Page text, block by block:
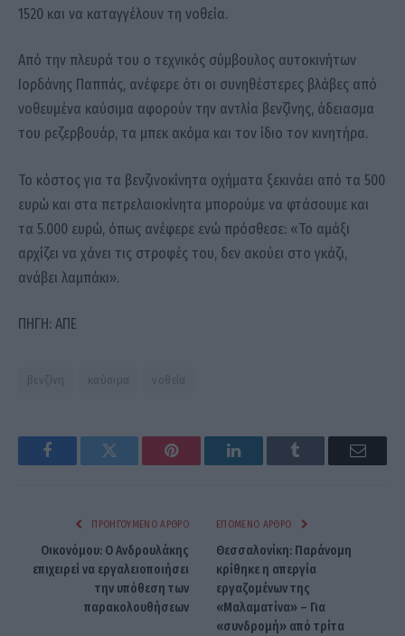
1520 και να καταγγέλουν τη νοθεία.
Από την πλευρά του ο τεχνικός σύμβουλος αυτοκινήτων
Ιορδάνης Παππάς, ανέφερε ότι οι συνηθέστερες βλάβες από
νοθευμένα καύσιμα αφορούν την αντλία βενζίνης, άδειασμα
του ρεζερβουάρ, τα μπεκ ακόμα και τον ίδιο τον κινητήρα.
Το κόστος για τα βενζινοκίνητα οχήματα ξεκινάει από τα 500
ευρώ και στα πετρελαιοκίνητα μπορούμε να φτάσουμε και
τα 5.000 ευρώ, όπως ανέφερε ενώ πρόσθεσε: «Το αμάξι
αρχίζει να χάνει τις στροφές του, δεν ακούει στο γκάζι,
ανάβει λαμπάκι».
ΠΗΓΗ: ΑΠΕ
βενζίνη καύσιμα νοθεία
FacebookTwitter Pinterest LinkedInTumblr Email
ΠΡΟΗΓΟΎΜΕΝΟ ΆΡΘΡΟ
Οικονόμου: Ο Ανδρουλάκης
επιχειρεί να εργαλειοποιήσει
την υπόθεση των
παρακολουθήσεων
ΕΠΌΜΕΝΟ ΆΡΘΡΟ
Θεσσαλονίκη: Παράνομη
κρίθηκε η απεργία
εργαζομένων της
«Μαλαματίνα» – Για
«συνδρομή» από τρίτα